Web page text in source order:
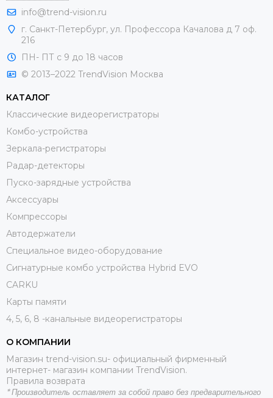
info@trend-vision.ru
г. Санкт-Петербург, ул. Профессора Качалова д 7 оф.
216
ПН- ПТ с 9 до 18 часов
© 2013–2022 TrendVision Москва
КАТАЛОГ
Классические видеорегистраторы
Комбо-устройства
Зеркала-регистраторы
Радар-детекторы
Пуско-зарядные устройства
Аксессуары
Компрессоры
Автодержатели
Специальное видео-оборудование
Сигнатурные комбо устройства Hybrid EVO
CARKU
Карты памяти
4, 5, 6, 8 -канальные видеорегистраторы
О КОМПАНИИ
Магазин trend-vision.su- официальный фирменный
интернет- магазин компании TrendVision.
Правила возврата
*Производитель оставляет за собой право без предварительного